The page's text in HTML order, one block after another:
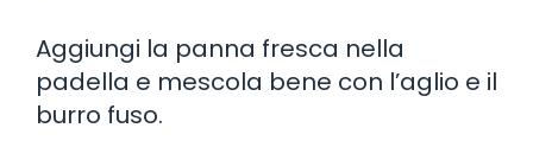
Aggiungi la panna fresca nella
padella e mescola bene con l’aglio e il
burro fuso.